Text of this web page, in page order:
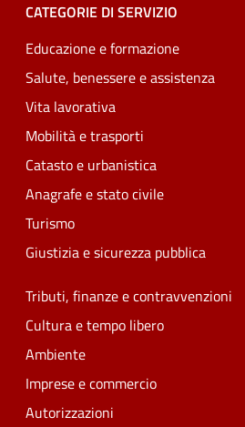
CATEGORIE DI SERVIZIO
Educazione e formazione
Salute, benessere e assistenza
Vita lavorativa
Mobilità e trasporti
Catasto e urbanistica
Anagrafe e stato civile
Turismo
Giustizia e sicurezza pubblica
Tributi, finanze e contravvenzioni
Cultura e tempo libero
Ambiente
Imprese e commercio
Autorizzazioni